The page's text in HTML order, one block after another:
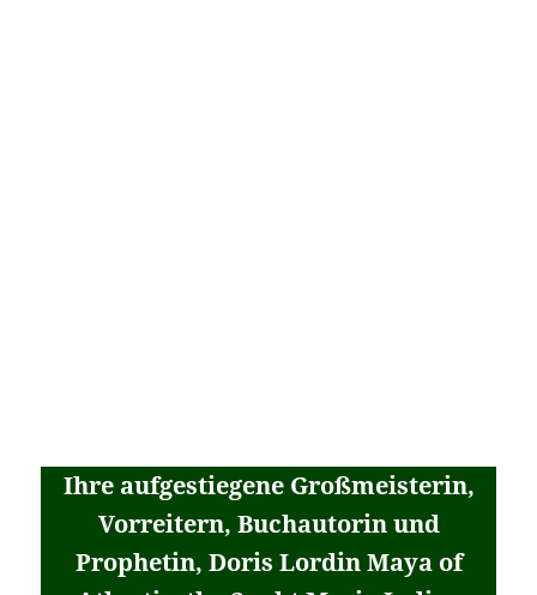
Ihre aufgestiegene Großmeisterin,
Vorreitern, Buchautorin und
Prophetin, Doris Lordin Maya of